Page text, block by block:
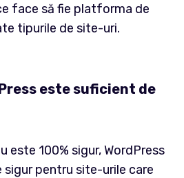
face să fie platforma de
tipurile de site-uri.
este suficient de
este 100% sigur, WordPress
pentru site-urile care